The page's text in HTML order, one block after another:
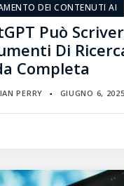
DEI CONTENUTI AI
Può
Di
Completa
PERRY ▪ GIUGNO 6, 2025